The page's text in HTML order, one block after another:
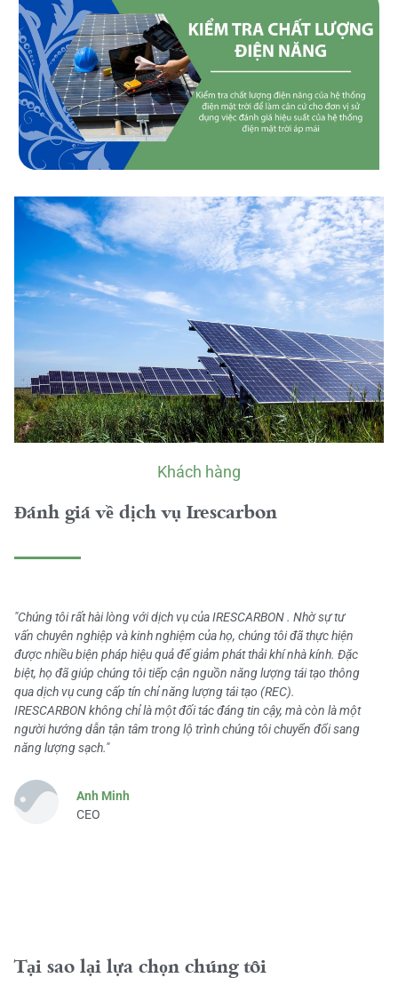
Khách hàng
Đánh giá về dịch vụ Irescarbon
"Chúng tôi rất hài lòng với dịch vụ của IRESCARBON . Nhờ sự tư
vấn chuyên nghiệp và kinh nghiệm của họ, chúng tôi đã thực hiện
được nhiều biện pháp hiệu quả để giảm phát thải khí nhà kính. Đặc
biệt, họ đã giúp chúng tôi tiếp cận nguồn năng lượng tái tạo thông
qua dịch vụ cung cấp tín chỉ năng lượng tái tạo (REC).
IRESCARBON không chỉ là một đối tác đáng tin cậy, mà còn là một
người hướng dẫn tận tâm trong lộ trình chúng tôi chuyển đổi sang
năng lượng sạch."
Anh Minh
CEO
Tại sao lại lựa chọn chúng tôi